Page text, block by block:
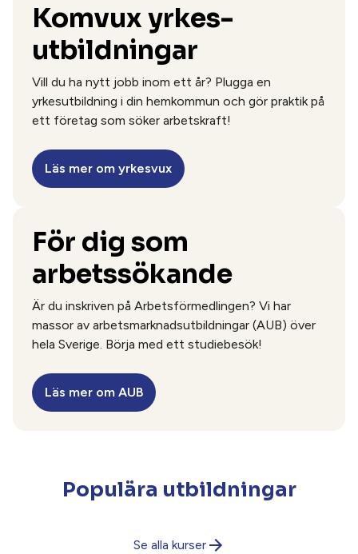
Komvux yrkes-
utbildningar
Vill du ha nytt jobb inom ett år? Plugga en
yrkesutbildning i din hemkommun och gör praktik på
ett företag som söker arbetskraft!
Läs mer om yrkesvux
För dig som
arbetssökande
Är du inskriven på Arbetsförmedlingen? Vi har
massor av arbetsmarknadsutbildningar (AUB) över
hela Sverige. Börja med ett studiebesök!
Läs mer om AUB
Populära utbildningar
Se alla kurser